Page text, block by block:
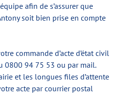
afin de s’assurer que
soit bien prise en compte
commande d’acte d’état civil
0800 94 75 53 ou par mail.
et les longues files d’attente
acte par courrier postal